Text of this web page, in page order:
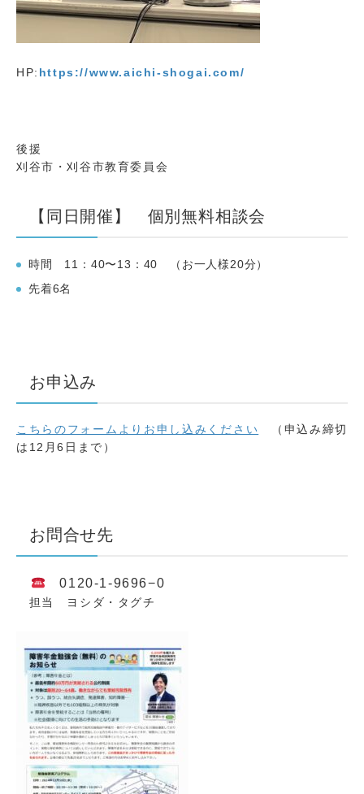
HP: https://www.aichi-shogai.com/
後援
刈谷市・刈谷市教育委員会
【同日開催】 個別無料相談会
時間 11：40〜13：40 （お一人様20分）
先着6名
お申込み
こちらのフォームよりお申し込みください （申込み締切
は12月6日まで）
お問合せ先
0120-1-9696−0
担当 ヨシダ・タグチ